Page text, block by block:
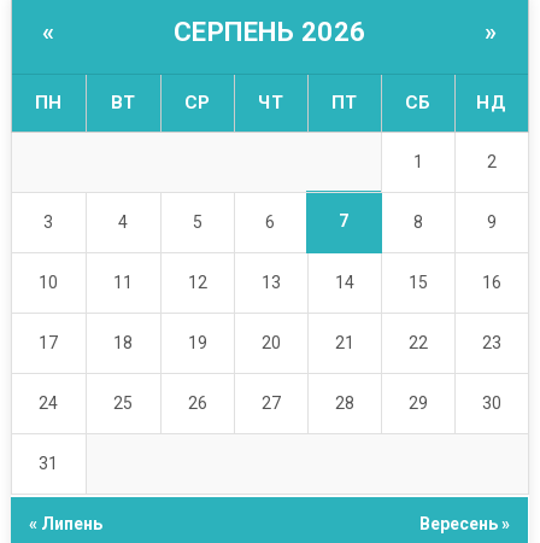
« СЕРПЕНЬ 2026 »
ПН ВТ СР ЧТ ПТ СБ НД
1 2
3 4 5 6 7 8 9
10 11 12 13 14 15 16
17 18 19 20 21 22 23
24 25 26 27 28 29 30
31
« Липень Вересень »